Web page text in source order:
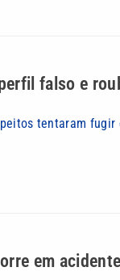
falso e
tentaram
em